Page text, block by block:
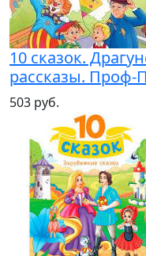
10 сказок.
рассказы. Проф-
503 руб.